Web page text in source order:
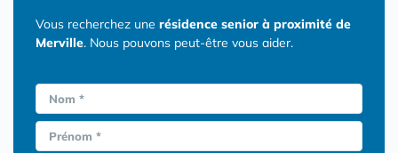
Vous recherchez une résidence senior à proximité de
Merville. Nous pouvons peut-être vous aider.
Nom *
Prénom *